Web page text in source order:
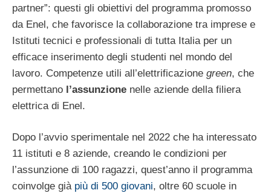
partner”: questi gli obiettivi del programma promosso
da Enel, che favorisce la collaborazione tra imprese e
Istituti tecnici e professionali di tutta Italia per un
efficace inserimento degli studenti nel mondo del
lavoro. Competenze utili all’elettrificazione green, che
permettano l’assunzione nelle aziende della filiera
elettrica di Enel.
Dopo l’avvio sperimentale nel 2022 che ha interessato
11 istituti e 8 aziende, creando le condizioni per
l’assunzione di 100 ragazzi, quest’anno il programma
coinvolge già più di 500 giovani, oltre 60 scuole in